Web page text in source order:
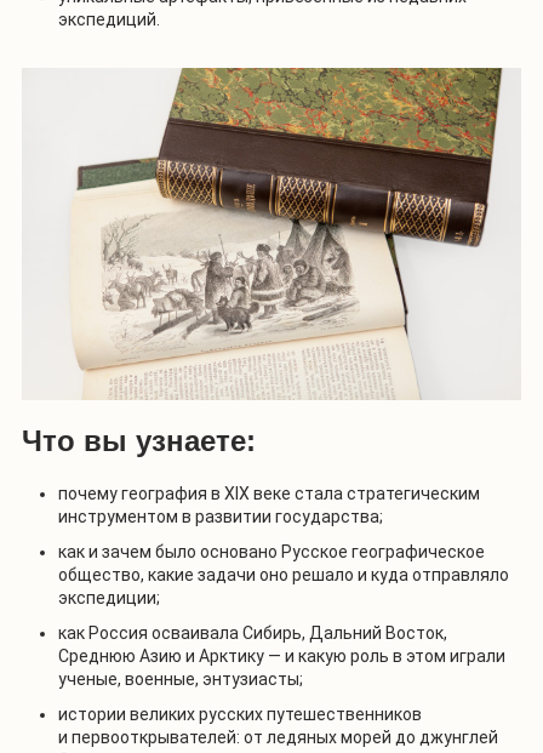
экспедиций.
Что вы узнаете:
почему география в XIX веке стала стратегическим
инструментом в развитии государства;
как и зачем было основано Русское географическое
общество, какие задачи оно решало и куда отправляло
экспедиции;
как Россия осваивала Сибирь, Дальний Восток,
Среднюю Азию и Арктику — и какую роль в этом играли
ученые, военные, энтузиасты;
истории великих русских путешественников
и первооткрывателей: от ледяных морей до джунглей